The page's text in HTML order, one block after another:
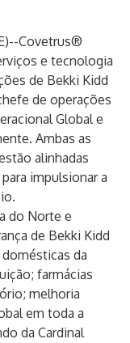
)--Covetrus®
e tecnologia
de Bekki Kidd
de operações
Global e
Ambas as
alinhadas
impulsionar a
do Norte e
de Bekki Kidd
da
farmácias
melhoria
em toda a
da Cardinal